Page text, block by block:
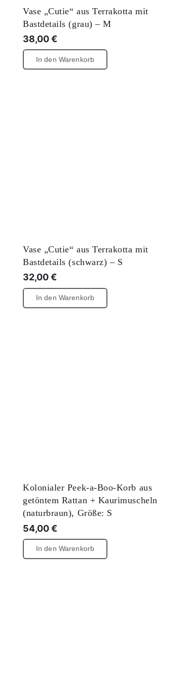
Vase „Cutie“ aus Terrakotta mit
Bastdetails (grau) – M
38,00€
In den Warenkorb
Vase „Cutie“ aus Terrakotta mit
Bastdetails (schwarz) – S
32,00€
In den Warenkorb
Kolonialer Peek-a-Boo-Korb aus
getöntem Rattan + Kaurimuscheln
(naturbraun), Größe: S
54,00€
In den Warenkorb